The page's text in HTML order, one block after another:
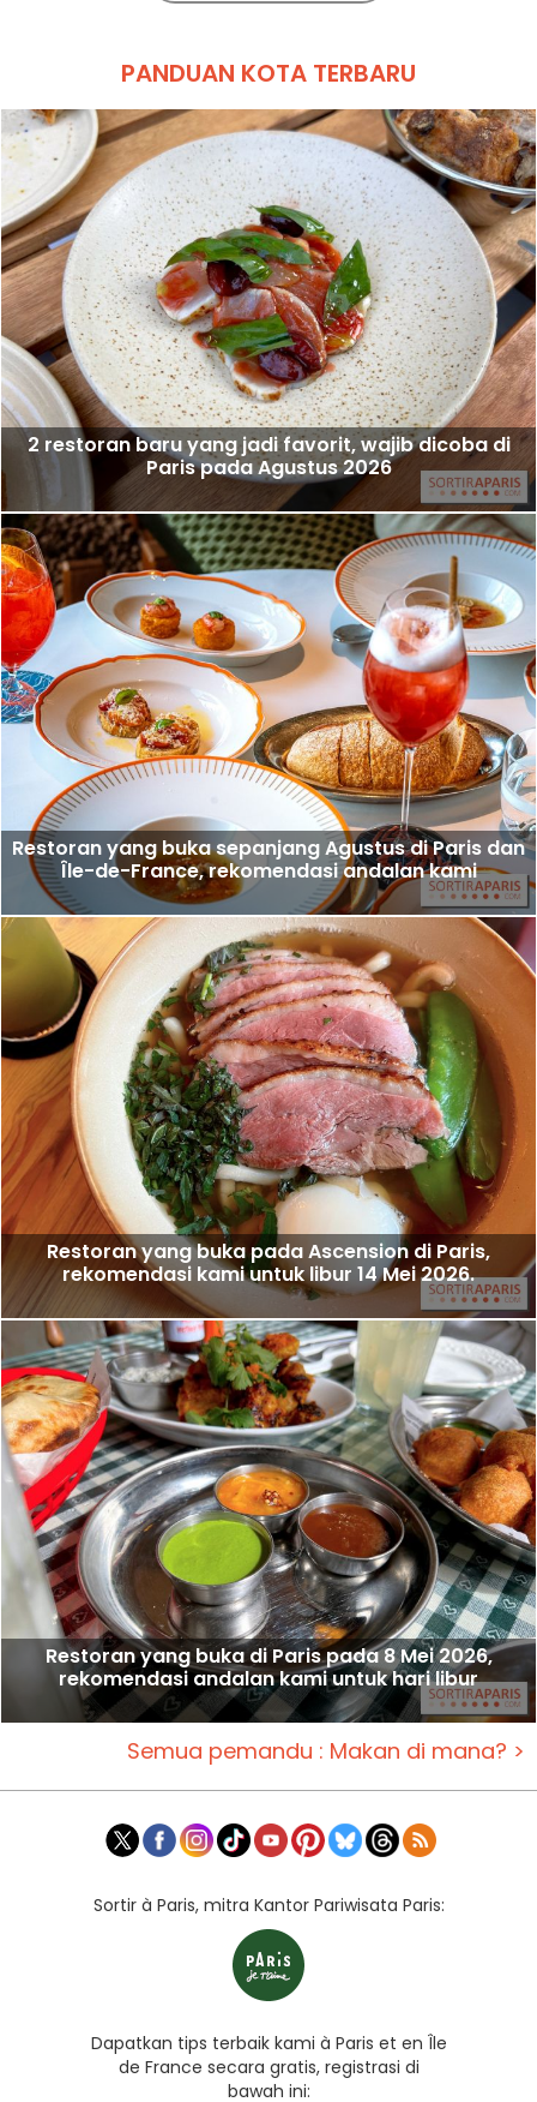
PANDUAN KOTA TERBARU
2 restoran baru yang jadi favorit, wajib dicoba di
Paris pada Agustus 2026
Restoran yang buka sepanjang Agustus di Paris dan
Île-de-France, rekomendasi andalan kami
Restoran yang buka pada Ascension di Paris,
rekomendasi kami untuk libur 14 Mei 2026.
Restoran yang buka di Paris pada 8 Mei 2026,
rekomendasi andalan kami untuk hari libur
Semua pemandu : Makan di mana? >
Sortir à Paris, mitra Kantor Pariwisata Paris:
Dapatkan tips terbaik kami à Paris et en Île
de France secara gratis, registrasi di
bawah ini: